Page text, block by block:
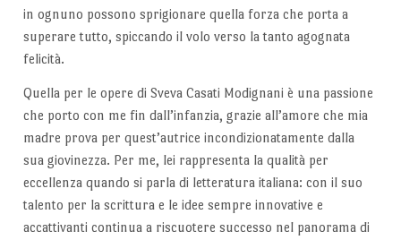
in ognuno possono sprigionare quella forza che porta a
superare tutto, spiccando il volo verso la tanto agognata
felicità.
Quella per le opere di Sveva Casati Modignani è una passione
che porto con me fin dall’infanzia, grazie all’amore che mia
madre prova per quest’autrice incondizionatamente dalla
sua giovinezza. Per me, lei rappresenta la qualità per
eccellenza quando si parla di letteratura italiana: con il suo
talento per la scrittura e le idee sempre innovative e
accattivanti continua a riscuotere successo nel panorama di